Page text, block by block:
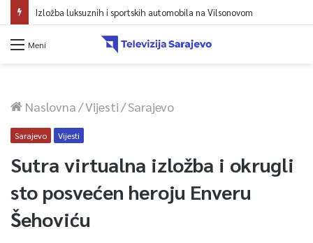
Izložba luksuznih i sportskih automobila na Vilsonovom
Meni
Naslovna/Vijesti/Sarajevo
Sarajevo Vijesti
Sutra virtualna izložba i okrugli
sto posvećen heroju Enveru
Šehoviću